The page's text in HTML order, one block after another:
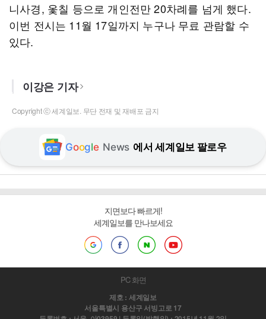
니사경, 옻칠 등으로 개인전만 20차례를 넘게 했다.
이번 전시는 11월 17일까지 누구나 무료 관람할 수
있다.
이강은 기자
Copyright ⓒ 세계일보. 무단 전재 및 재배포 금지
Google News 에서 세계일보 팔로우
지면보다 빠르게!
세계일보를 만나보세요
PC 화면
제호 : 세계일보
서울특별시 용산구 서빙고로 17